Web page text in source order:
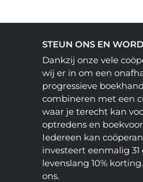
STEUN ONS EN
Dankzij onze vele
wij er in om een
progressieve
combineren met een
waar je terecht kan
optredens en
Iedereen kan
investeert eenmalig
levenslang 10%
ons.